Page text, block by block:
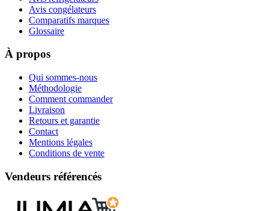
Avis congélateurs
Comparatifs marques
Glossaire
À propos
Qui sommes-nous
Méthodologie
Comment commander
Livraison
Retours et garantie
Contact
Mentions légales
Conditions de vente
Vendeurs référencés